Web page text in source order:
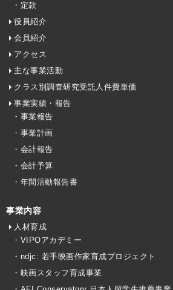
・定款
役員紹介
会員紹介
アクセス
主な事業活動
クラス別調査研究受託人件費単価
事業実績・報告
・事業報告
・事業計画
・会計報告
・会計予算
・年間活動報告書
事業内容
人材育成
・VIPOアカデミー
・ndjc: 若手映画作家育成プロジェクト
・映画スタッフ育成事業